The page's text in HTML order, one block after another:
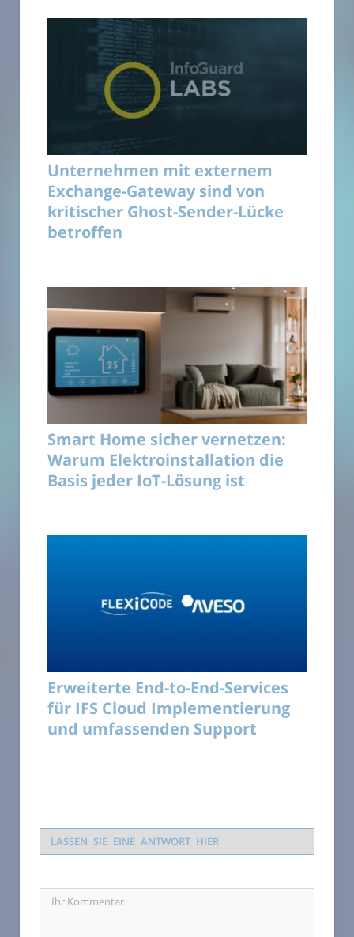
Unternehmen mit externem
Exchange-Gateway sind von
kritischer Ghost-Sender-Lücke
betroffen
Smart Home sicher vernetzen:
Warum Elektroinstallation die
Basis jeder IoT-Lösung ist
Erweiterte End-to-End-Services
für IFS Cloud Implementierung
und umfassenden Support
LASSEN SIE EINE ANTWORT HIER